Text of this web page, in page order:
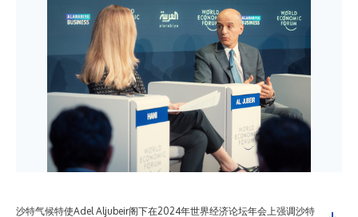
沙特气候特使Adel Aljubeir阁下在2024年世界经济论坛年会上强调沙特